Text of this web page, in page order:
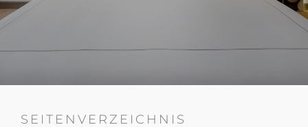
SEITENVERZEICHNIS